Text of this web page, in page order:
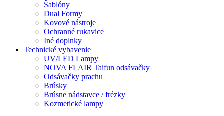
Šablóny
Dual Formy
Kovové nástroje
Ochranné rukavice
Iné doplnky
Technické vybavenie
UV/LED Lampy
NOVA FLAIR Taifun odsávačky
Odsávačky prachu
Brúsky
Brúsne nádstavce / frézky
Kozmetické lampy